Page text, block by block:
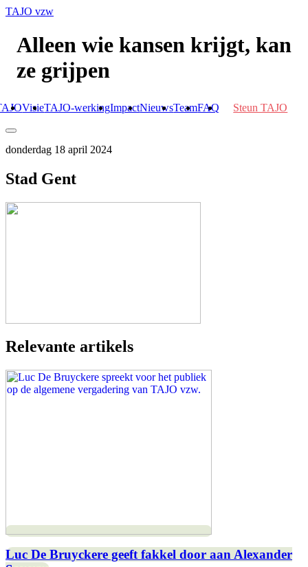
TAJO vzw
Alleen wie kansen krijgt, kan
ze grijpen
VisieTAJO-werkingImpactNieuwsTeamFAQ Steun TAJO
donderdag 18 april 2024
Stad Gent
Relevante artikels
Luc De Bruyckere geeft fakkel door aan Alexander